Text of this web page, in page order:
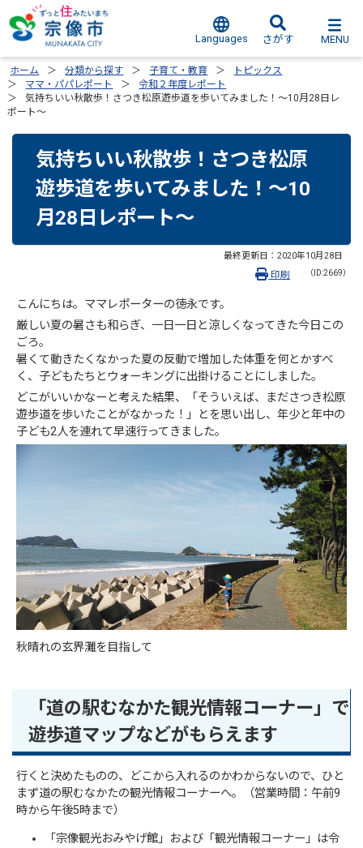
Languages さがす MENU
ホーム 分類から探す 子育て・教育
トピックス
ママ・パパレポート
令和２年度レポート
気持ちいい秋散歩！さつき松原遊歩道を歩いてみました！～10月28日レ
ポート～
気持ちいい秋散歩！さつき松原
遊歩道を歩いてみました！～10
月28日レポート～
最終更新日： 2020年10月28日
（ID:2669）
印刷
こんにちは。ママレポーターの徳永です。
厳しい夏の暑さも和らぎ、一日一日と涼しくなってきた今日この
ごろ。
暑くて動きたくなかった夏の反動で増加した体重を何とかすべ
く、子どもたちとウォーキングに出掛けることにしました。
どこがいいかなーと考えた結果、「そういえば、まださつき松原
遊歩道を歩いたことがなかった！」とを思い出し、年少と年中の
子ども2人を連れて早速行ってきました。
秋晴れの玄界灘を目指して
「道の駅むなかた観光情報コーナー」で
遊歩道マップなどがもらえます
行くと決めたものの、どこから入れるのかわからないので、ひと
まず道の駅むなかたの観光情報コーナーへ。（営業時間：午前9
時から午後5時まで）
「宗像観光おみやげ館」および「観光情報コーナー」は令